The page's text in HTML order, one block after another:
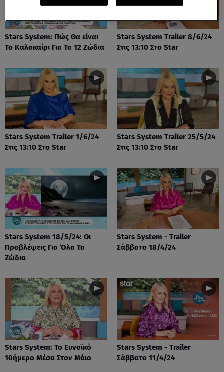
Stars System: Πώς Θα είναι
Το Καλοκαίρι Για Τα 12 Ζώδια
Stars System Trailer 8/6/24
Στις 13:10 Στο Star
Stars System Trailer 1/6/24
Στις 13:10 Στο Star
Stars System Trailer 25/5/24
Στις 13:10 Στο Star
Stars System 18/5/24: Οι
Προβλέψεις Για Όλα Τα
Ζώδια
Stars System - Trailer
Σάββατο 18/4/24
Stars System: Το Ευνοϊκό
10ήμερο Μέσα Στον Μάιο
Stars System - Trailer
Σάββατο 11/4/24